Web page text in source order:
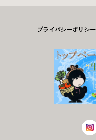
プライバシーポリシー